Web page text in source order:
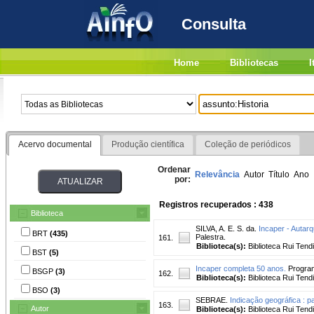
Consulta
Home Bibliotecas
Acervo documental Produção científica Coleção de periódicos
Biblioteca
BRT (435)
BST (5)
BSGP (3)
BSO (3)
Autor
Ordenar
por: Relevância Autor Título Ano
Registros recuperados : 438
161.
SILVA, A. E. S. da. Incaper -
Palestra.
Biblioteca(s): Biblioteca Rui
162.
Incaper completa 50 anos.
Biblioteca(s): Biblioteca Rui
163.
SEBRAE. Indicação geográfica :
Biblioteca(s): Biblioteca Rui